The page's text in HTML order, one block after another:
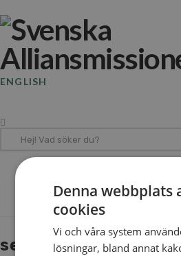
ENGLISH
söker
The
sebastiao
Denna webbplats
cookies
Vi och våra system
lösningar, bland annat